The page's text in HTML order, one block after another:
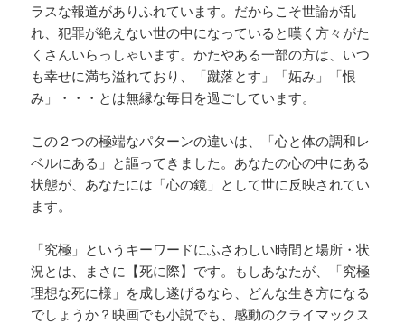
ラスな報道がありふれています。だからこそ世論が乱
れ、犯罪が絶えない世の中になっていると嘆く方々がた
くさんいらっしゃいます。かたやある一部の方は、いつ
も幸せに満ち溢れており、「蹴落とす」「妬み」「恨
み」・・・とは無縁な毎日を過ごしています。
この２つの極端なパターンの違いは、「心と体の調和レ
ベルにある」と謳ってきました。あなたの心の中にある
状態が、あなたには「心の鏡」として世に反映されてい
ます。
「究極」というキーワードにふさわしい時間と場所・状
況とは、まさに【死に際】です。もしあなたが、「究極
理想な死に様」を成し遂げるなら、どんな生き方になる
でしょうか？映画でも小説でも、感動のクライマックス